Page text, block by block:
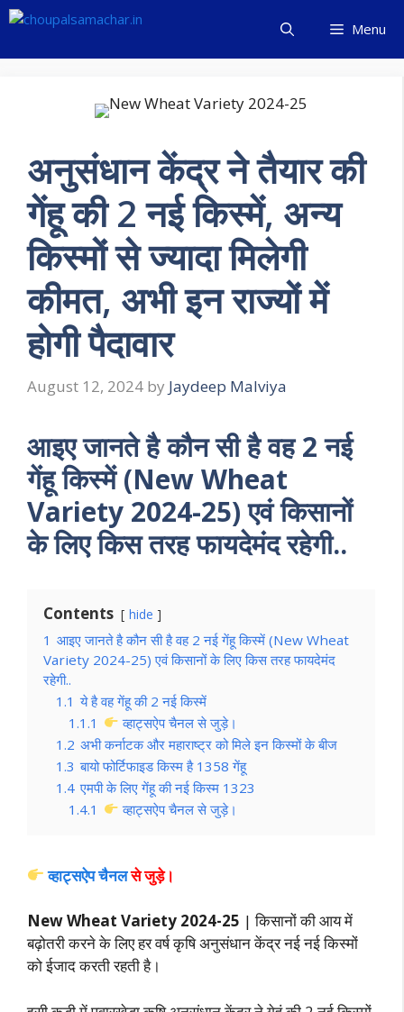
Skip
content
Menu
अनुसंधान केंद्र ने तैयार की
गेंहू की 2 नई किस्में, अन्य
किस्मों से ज्यादा मिलेगी
कीमत, अभी इन राज्यों में
होगी पैदावार
August 12, 2024 by Jaydeep Malviya
आइए जानते है कौन सी है वह 2 नई
गेंहू किस्में (New Wheat
Variety 2024-25) एवं किसानों
के लिए किस तरह फायदेमंद रहेगी..
Contents hide
1 आइए जानते है कौन सी है वह 2 नई गेंहू किस्में (New Wheat
Variety 2024-25) एवं किसानों के लिए किस तरह फायदेमंद
रहेगी..
1.1 ये है वह गेंहू की 2 नई किस्में
1.1.1
व्हाट्सऐप चैनल से जुड़े।
1.2 अभी कर्नाटक और महाराष्ट्र को मिले इन किस्मों के बीज
1.3 बायो फोर्टिफाइड किस्म है 1358 गेंहू
1.4 एमपी के लिए गेंहू की नई किस्म 1323
1.4.1
व्हाट्सऐप चैनल से जुड़े।
व्हाट्सऐप चैनलसे जुड़े।
New Wheat Variety 2024-25 | किसानों की आय में
बढ़ोतरी करने के लिए हर वर्ष कृषि अनुसंधान केंद्र नई नई किस्मों
को ईजाद करती रहती है।